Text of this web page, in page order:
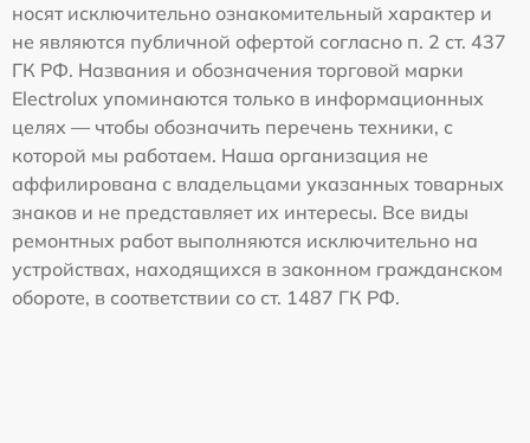
носят исключительно ознакомительный характер и
не являются публичной офертой согласно п. 2 ст. 437
ГК РФ. Названия и обозначения торговой марки
Electrolux упоминаются только в информационных
целях — чтобы обозначить перечень техники, с
которой мы работаем. Наша организация не
аффилирована с владельцами указанных товарных
знаков и не представляет их интересы. Все виды
ремонтных работ выполняются исключительно на
устройствах, находящихся в законном гражданском
обороте, в соответствии со ст. 1487 ГК РФ.